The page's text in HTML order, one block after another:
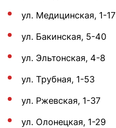
ул. Медицинская, 1-17
ул. Бакинская, 5-40
ул. Эльтонская, 4-8
ул. Трубная, 1-53
ул. Ржевская, 1-37
ул. Олонецкая, 1-29